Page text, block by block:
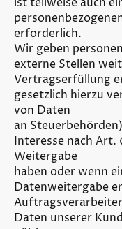
erforderlich.
Wir geben
externe Stellen
Vertragserfüllung
gesetzlich hierzu
von Daten
an
Interesse nach Art.
Weitergabe
haben oder wenn
Datenweitergabe
Daten unserer